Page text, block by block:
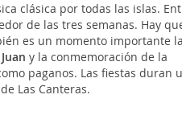
clásica por todas las islas.
de las tres semanas. Hay
es un momento importante la
y la conmemoración de la
paganos. Las fiestas duran
Las Canteras.